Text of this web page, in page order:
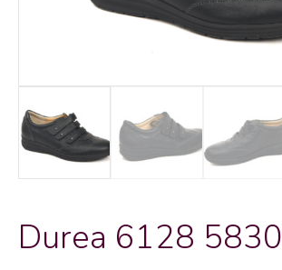
Durea 6128 5830